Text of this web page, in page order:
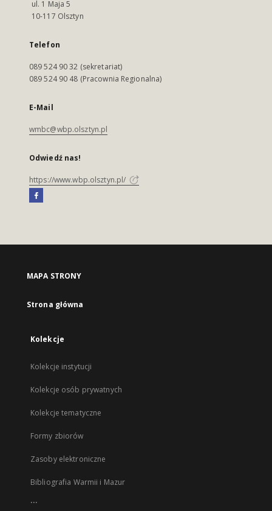
ul. 1 Maja 5
10-117 Olsztyn
Telefon
089 524 90 32 (sekretariat)
089 524 90 48 (Pracownia Regionalna)
E-Mail
wmbc@wbp.olsztyn.pl
Odwiedź nas!
https://www.wbp.olsztyn.pl/
MAPA STRONY
Strona główna
Kolekcje
Kolekcje instytucji
Kolekcje osób prywatnych
Kolekcje tematyczne
Formy zbiorów
Zasoby elektroniczne
Bibliografia Warmii i Mazur
...